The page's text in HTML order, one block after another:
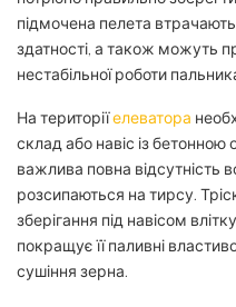
підмочена пелета
здатності, а також можуть
нестабільної роботи
На територіїелеватора
склад або навіс із
важлива повна відсутність
розсипаються на тирсу.
зберігання під навісом
покращує її паливні
сушіння зерна.